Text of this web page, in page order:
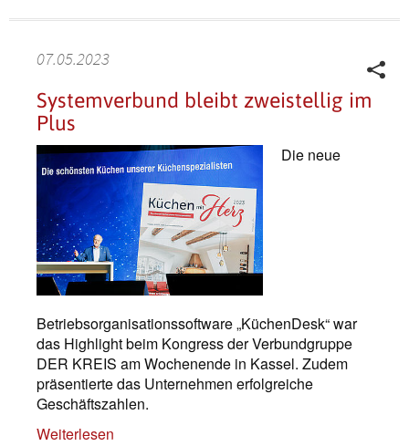
07.05.2023
Systemverbund bleibt zweistellig im
Plus
Die neue
Betriebsorganisationssoftware „KüchenDesk“ war
das Highlight beim Kongress der Verbundgruppe
DER KREIS am Wochenende in Kassel. Zudem
präsentierte das Unternehmen erfolgreiche
Geschäftszahlen.
Weiterlesen